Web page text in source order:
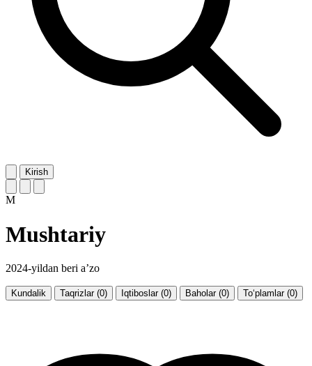
Kirish
M
Mushtariy
2024-yildan beri a’zo
Kundalik Taqrizlar (0) Iqtiboslar (0) Baholar (0) To‘plamlar (0)